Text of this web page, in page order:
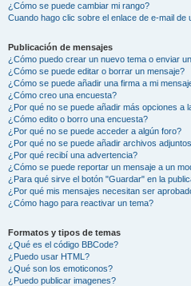
¿Cómo se puede cambiar mi rango?
Cuando hago clic sobre el enlace de e-mail de
Publicación de mensajes
¿Cómo puedo crear un nuevo tema o enviar
¿Cómo se puede editar o borrar un mensaje?
¿Cómo se puede añadir una firma a mi
¿Cómo creo una encuesta?
¿Por qué no se puede añadir más opciones a
¿Cómo edito o borro una encuesta?
¿Por qué no se puede acceder a algún foro?
¿Por qué no se puede añadir archivos
¿Por qué recibí una advertencia?
¿Cómo se puede reportar un mensaje a un
¿Para qué sirve el botón "Guardar" en la
¿Por qué mis mensajes necesitan ser
¿Cómo hago para reactivar un tema?
Formatos y tipos de temas
¿Qué es el código BBCode?
¿Puedo usar HTML?
¿Qué son los emoticonos?
¿Puedo publicar imagenes?